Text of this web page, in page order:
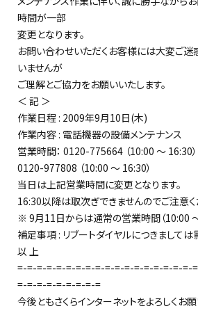
時間が一部
変更となります。
お問い合わせいただくお客様には大変ご迷
いませんが
ご理解とご協力をお願いいたします。
＜ 記 ＞
作業日程 : 2009年9月10日(木)
作業内容 : 電話機器の設備メンテナンス
営業時間： 0120-775664 （10:00 〜 16:30）
0120-977808 （10:00 〜 16:30）
当日は上記営業時間に変更となります。
16:30以降は取次ぎできませんのでご注意く
※ 9月11日からは通常の営業時間（10:00 〜
補足事項 : リブートダイヤルにつきましては
以 上
=-=-=-=-=-=-=-=-=-=-=-=-=-=-=-=-=-=-
=-=-=-=-=-=-=-=-=
今後ともさくらインターネットをよろしくお願